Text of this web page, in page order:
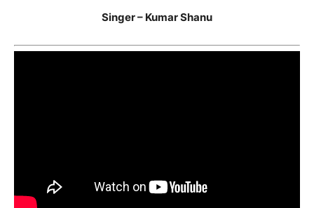
Singer – Kumar Shanu